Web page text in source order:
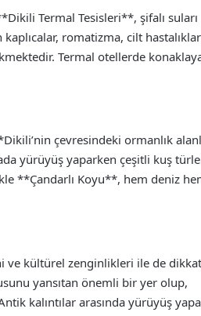
Termal Tesisleri**, şifalı suları
romatizma, cilt
Termal otellerde
çevresindeki ormanlık
yürüyüş yaparken çeşitli kuş
**Çandarlı Koyu**, hem deniz
ve kültürel zenginlikleri ile de dikkat
yansıtan önemli bir yer olup,
kalıntılar arasında yürüyüş